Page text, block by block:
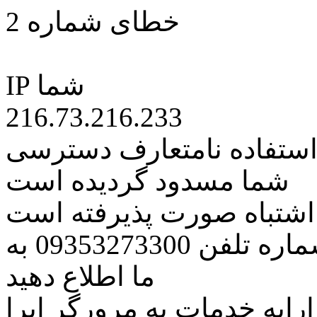
خطای شماره 2
IP شما
216.73.216.233
نامتعارف دسترسی
شما مسدود گردیده است
اشتباه صورت پذیرفته است
مراتب این مسئله را از طریق شماره تلفن 09353273300 به
ما اطلاع دهید
خدمات به مرورگر اپرا